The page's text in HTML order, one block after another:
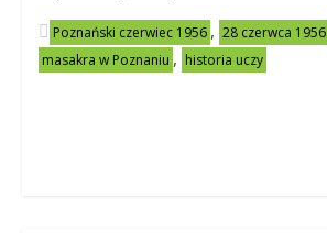
Poznański czerwiec 1956 , 28 czerwca 1956
masakra w Poznaniu , historia uczy